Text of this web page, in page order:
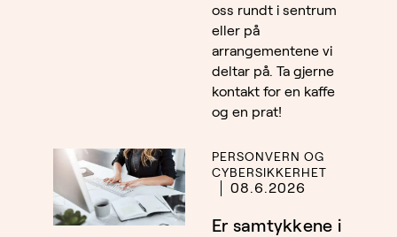
oss rundt i sentrum
eller på
arrangementene vi
deltar på. Ta gjerne
kontakt for en kaffe
og en prat!
PERSONVERN OG
CYBERSIKKERHET
08.6.2026
Er samtykkene i